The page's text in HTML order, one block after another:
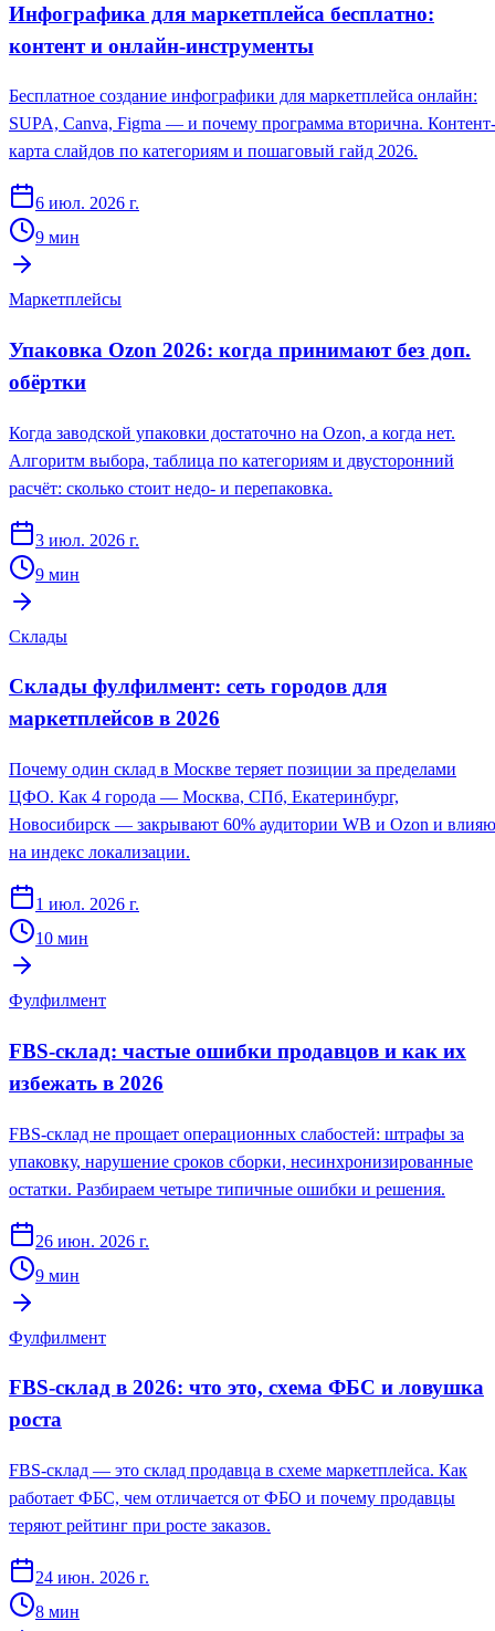
Инфографика для маркетплейса бесплатно:
контент и онлайн-инструменты
Бесплатное создание инфографики для маркетплейса онлайн:
SUPA, Canva, Figma — и почему программа вторична. Контент-
карта слайдов по категориям и пошаговый гайд 2026.
6 июл. 2026 г.
9 мин
Маркетплейсы
Упаковка Ozon 2026: когда принимают без доп.
обёртки
Когда заводской упаковки достаточно на Ozon, а когда нет.
Алгоритм выбора, таблица по категориям и двусторонний
расчёт: сколько стоит недо- и перепаковка.
3 июл. 2026 г.
9 мин
Склады
Склады фулфилмент: сеть городов для
маркетплейсов в 2026
Почему один склад в Москве теряет позиции за пределами
ЦФО. Как 4 города — Москва, СПб, Екатеринбург,
Новосибирск — закрывают 60% аудитории WB и Ozon и
на индекс локализации.
1 июл. 2026 г.
10 мин
Фулфилмент
FBS-склад: частые ошибки продавцов и как их
избежать в 2026
FBS-склад не прощает операционных слабостей: штрафы за
упаковку, нарушение сроков сборки, несинхронизированные
остатки. Разбираем четыре типичные ошибки и решения.
26 июн. 2026 г.
9 мин
Фулфилмент
FBS-склад в 2026: что это, схема ФБС и ловушка
роста
FBS-склад — это склад продавца в схеме маркетплейса. Как
работает ФБС, чем отличается от ФБО и почему продавцы
теряют рейтинг при росте заказов.
24 июн. 2026 г.
8 мин